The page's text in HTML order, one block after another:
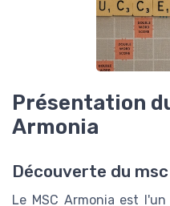
Présentation
Armonia
Découverte du
Le MSC Armonia est